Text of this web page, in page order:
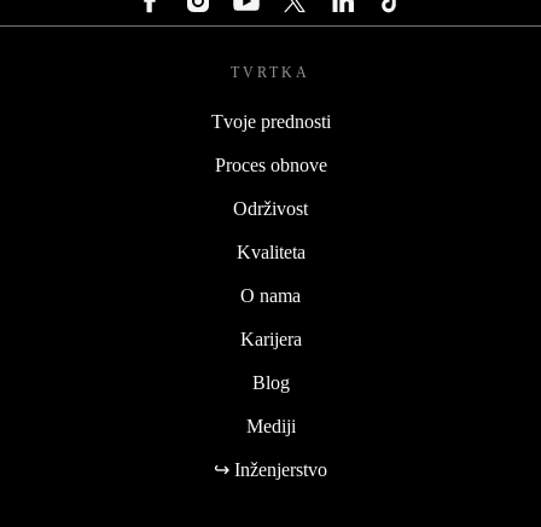
TVRTKA
Tvoje prednosti
Proces obnove
Održivost
Kvaliteta
O nama
Karijera
Blog
Mediji
↪ Inženjerstvo